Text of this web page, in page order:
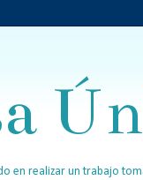
en realizar un trabajo